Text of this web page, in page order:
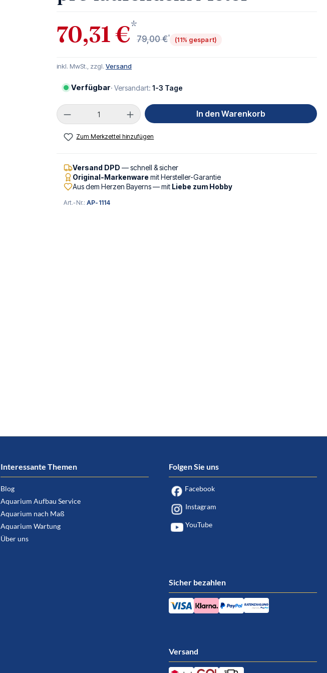
70,31 €*
79,00 €*
(11% gespart)
inkl. MwSt., zzgl. Versand
Verfügbar· Versandart: 1-3 Tage
Produkt Anzahl: Gib den gewünschten Wert ein
In den Warenkorb
Zum Merkzettel hinzufügen
Versand DPD — schnell & sicher
Original-Markenwaremit Hersteller-Garantie
Aus dem Herzen Bayerns — mit Liebe zum Hobby
Art.-Nr.:AP-1114
Interessante Themen
Blog
Aquarium Aufbau Service
Aquarium nach Maß
Aquarium Wartung
Über uns
Folgen Sie uns
Facebook
Instagram
YouTube
Sicher bezahlen
Versand